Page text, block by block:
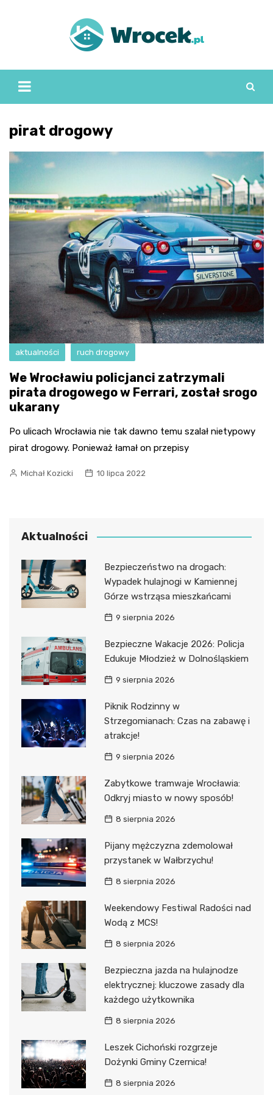
pirat drogowy
aktualności ruch drogowy
We Wrocławiu policjanci zatrzymali
pirata drogowego w Ferrari, został srogo
ukarany
Po ulicach Wrocławia nie tak dawno temu szalał nietypowy
pirat drogowy. Ponieważ łamał on przepisy
Michał Kozicki 10 lipca 2022
Aktualności
Bezpieczeństwo na drogach:
Wypadek hulajnogi w Kamiennej
Górze wstrząsa mieszkańcami
9 sierpnia 2026
Bezpieczne Wakacje 2026: Policja
Edukuje Młodzież w Dolnośląskiem
9 sierpnia 2026
Piknik Rodzinny w
Strzegomianach: Czas na zabawę i
atrakcje!
9 sierpnia 2026
Zabytkowe tramwaje Wrocławia:
Odkryj miasto w nowy sposób!
8 sierpnia 2026
Pijany mężczyzna zdemolował
przystanek w Wałbrzychu!
8 sierpnia 2026
Weekendowy Festiwal Radości nad
Wodą z MCS!
8 sierpnia 2026
Bezpieczna jazda na hulajnodze
elektrycznej: kluczowe zasady dla
każdego użytkownika
8 sierpnia 2026
Leszek Cichoński rozgrzeje
Dożynki Gminy Czernica!
8 sierpnia 2026